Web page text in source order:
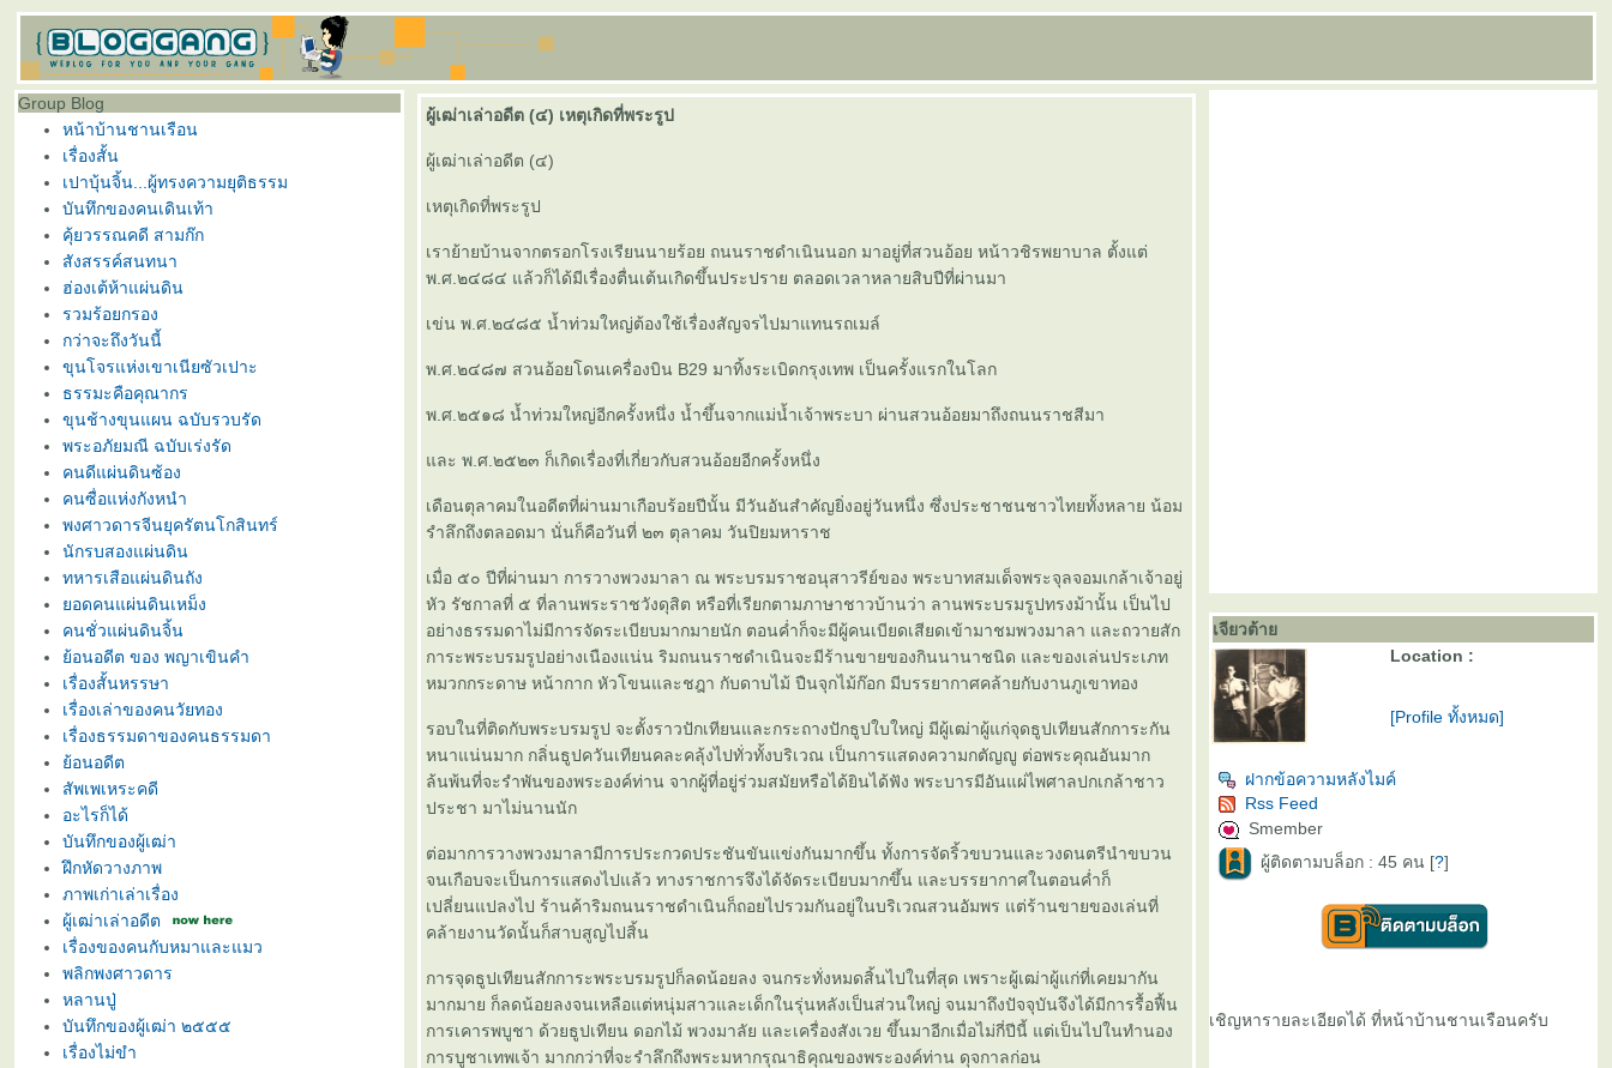
Group Blog
หน้าบ้านชานเรือน
เรื่องสั้น
เปาบุ้นจิ้น...ผู้ทรงความยุติธรรม
บันทึกของคนเดินเท้า
คุ้ยวรรณคดี สามก๊ก
สังสรรค์สนทนา
ฮ่องเต้ห้าแผ่นดิน
รวมร้อยกรอง
กว่าจะถึงวันนี้
ขุนโจรแห่งเขาเนียซัวเปาะ
ธรรมะคือคุณากร
ขุนช้างขุนแผน ฉบับรวบรัด
พระอภัยมณี ฉบับเร่งรัด
คนดีแผ่นดินซ้อง
คนซื่อแห่งกังหนำ
พงศาวดารจีนยุครัตนโกสินทร์
นักรบสองแผ่นดิน
ทหารเสือแผ่นดินถัง
อดคนแผ่นดินเหม็ง
คนชั่วแผ่นดินจิ้น
้อนอดีต ของ พญาเขินคำ
เรื่องสั้นหรรษา
เรื่องเล่าของคนวัยทอง
เรื่องธรรมดาของคนธรรมดา
้อนอดีต
สัพเพเหระคดี
อะไรก็ได้
บันทึกของผู้เฒ่า
ฝึกหัดวางภาพ
ภาพเก่าเล่าเรื่อง
ผู้เฒ่าเล่าอดีต
เรื่องของคนกับหมาและแมว
พลิกพงศาวดาร
หลานปู่
บันทึกของผู้เฒ่า ๒๕๕๕
เรื่องไม่ขำ
ผู้เฒ่าเล่าอดีต (๔) เหตุเกิดที่พระรูป
ผู้เฒ่าเล่าอดีต (๔)
เหตุเกิดที่พระรูป
เราย้ายบ้านจากตรอกโรงเรียนนายร้อย ถนนราชดำเนินนอก มาอยู่ที่สวนอ้อย หน้าวชิรพยาบาล ตั้งแต่
พ.ศ.๒๔๘๔ แล้วก็ได้มีเรื่องตื่นเต้นเกิดขึ้นประปราย ตลอดเวลาหลายสิบปีที่ผ่านมา
เข่น พ.ศ.๒๔๘๕ น้ำท่วมใหญ่ต้องใช้เรื่องสัญจรไปมาแทนรถเมล์
พ.ศ.๒๔๘๗ สวนอ้อยโดนเครื่องบิน B29 มาทิ้งระเบิดกรุงเทพ เป็นครั้งแรกในโลก
พ.ศ.๒๕๑๘ น้ำท่วมใหญ่อีกครั้งหนึ่ง น้ำขึ้นจากแม่น้ำเจ้าพระบา ผ่านสวนอ้อยมาถึงถนนราชสีมา
ละ พ.ศ.๒๕๒๓ ก็เกิดเรื่องที่เกี่ยวกับสวนอ้อยอีกครั้งหนึ่ง
เดือนตุลาคมในอดีตที่ผ่านมาเกือบร้อยปีนั้น มีวันอันสำคัญยิ่งอยู่วันหนึ่ง ซึ่งประชาชนชาวไทยทั้งหลาย น้อม
รำลึกถึงตลอดมา นั่นก็คือวันที่ ๒๓ ตุลาคม วันปิยมหาราช
เมื่อ ๕๐ ปีที่ผ่านมา การวางพวงมาลา ณ พระบรมราชอนุสาวรีย์ของ พระบาทสมเด็จพระจุลจอมเกล้าเจ้าอยู่
หัว รัชกาลที่ ๕ ที่ลานพระราชวังดุสิต หรือที่เรียกตามภาษาชาวบ้านว่า ลานพระบรมรูปทรงม้านั้น เป็นไป
อย่างธรรมดาไม่มีการจัดระเบียบมากมายนัก ตอนค่ำก็จะมีผู้คนเบียดเสียดเข้ามาชมพวงมาลา และถวายสัก
การะพระบรมรูปอย่างเนืองแน่น ริมถนนราชดำเนินจะมีร้านขายของกินนานาชนิด และของเล่นประเภท
หมวกกระดาษ หน้ากาก หัวโขนและชฎา กับดาบไม้ ปืนจุกไม้ก๊อก มีบรรยากาศคล้ายกับงานภูเขาทอง
รอบในที่ติดกับพระบรมรูป จะตั้งราวปักเทียนและกระถางปักธูปใบใหญ่ มีผู้เฒ่าผู้แก่จุดธูปเทียนสักการะกัน
หนาแน่นมาก กลิ่นธูปควันเทียนคละคลุ้งไปทั่วทั้งบริเวณ เป็นการแสดงความกตัญญู ต่อพระคุณอันมาก
ล้นพ้นที่จะรำพันของพระองค์ท่าน จากผู้ที่อยู่ร่วมสมัยหรือได้ยินได้ฟัง พระบารมีอันแผ่ไพศาลปกเกล้าชาว
ประชา มาไม่นานนัก
ต่อมาการวางพวงมาลามีการประกวดประชันขันแข่งกันมากขึ้น ทั้งการจัดริ้วขบวนและวงดนตรีนำขบวน
จนเกือบจะเป็นการแสดงไปแล้ว ทางราชการจึงได้จัดระเบียบมากขึ้น และบรรยากาศในตอนค่ำก็
เปลี่ยนแปลงไป ร้านค้าริมถนนราชดำเนินก็ถอยไปรวมกันอยู่ในบริเวณสวนอัมพร แต่ร้านขายของเล่นที่
คล้ายงานวัดนั้นก็สาบสูญไปสิ้น
การจุดธูปเทียนสักการะพระบรมรูปก็ลดน้อยลง จนกระทั่งหมดสิ้นไปในที่สุด เพราะผู้เฒ่าผู้แก่ที่เคยมากัน
มากมาย ก็ลดน้อยลงจนเหลือแต่หนุ่มสาวและเด็กในรุ่นหลังเป็นส่วนใหญ่ จนมาถึงปัจจุบันจึงได้มีการรื้อฟื้น
การเคารพบูชา ด้วยธูปเทียน ดอกไม้ พวงมาลัย และเครื่องสังเวย ขึ้นมาอีกเมื่อไม่กี่ปีนี้ แต่เป็นไปในทำนอง
การบูชาเทพเจ้า มากกว่าที่จะรำลึกถึงพระมหากรุณาธิคุณของพระองค์ท่าน ดุจกาลก่อน
เจียวต้า
Location :
[Profile ทั้งหมด]
ฝากข้อความหลังไมค์
Rss Feed
Smember
ผู้ติดตามบล็อก : 45 คน [?]
เชิญหารายละเอียดได้ ที่หน้าบ้านชานเรือนครับ